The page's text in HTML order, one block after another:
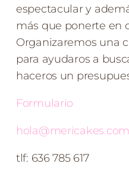
espectacular y
más que ponerte en
Organizaremos una
para ayudaros a
haceros un
Formulario
hola@mericakes.com
tlf: 636 785 617